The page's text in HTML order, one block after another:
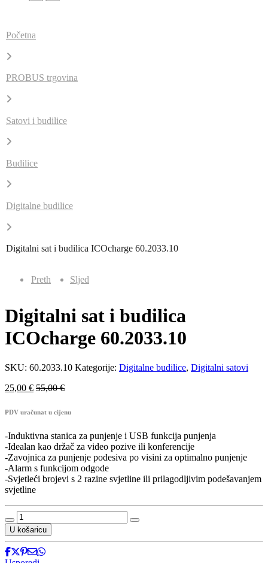
Početna
PROBUS trgovina
Satovi i budilice
Budilice
Digitalne budilice
Digitalni sat i budilica ICOcharge 60.2033.10
Preth Sljed
Digitalni sat i budilica
ICOcharge 60.2033.10
SKU: 60.2033.10 Kategorije: Digitalne budilice, Digitalni satovi
25,00 € 55,00€
PDV uračunat u cijenu
-Induktivna stanica za punjenje i USB funkcija punjenja
-Idealan kao držač za video pozive ili konferencije
-Zavojnica za punjenje podesiva po visini za optimalno punjenje
-Alarm s funkcijom odgode
-Svjetleći brojevi s 2 razine svjetline ili prilagodljivim podešavanjem
svjetline
Digitalni
sat
i
budilica
ICOcharge
U košaricu